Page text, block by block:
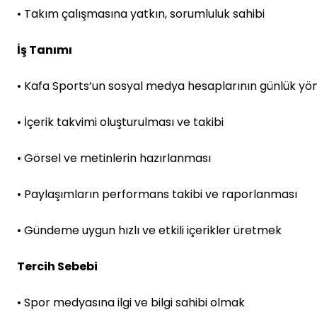
• Takım çalışmasına yatkın, sorumluluk sahibi
İş Tanımı
• Kafa Sports’un sosyal medya hesaplarının günlük
• İçerik takvimi oluşturulması ve takibi
• Görsel ve metinlerin hazırlanması
• Paylaşımların performans takibi ve raporlanması
• Gündeme uygun hızlı ve etkili içerikler üretmek
Tercih Sebebi
• Spor medyasına ilgi ve bilgi sahibi olmak